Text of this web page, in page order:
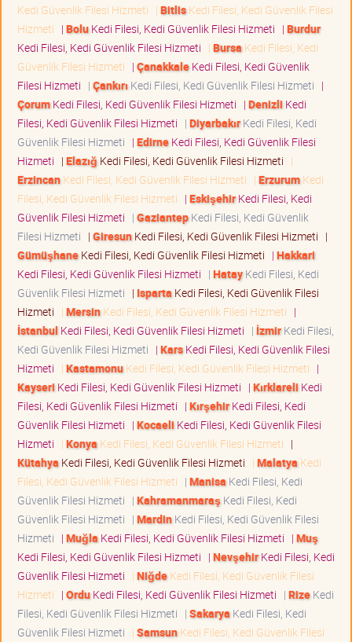
Kedi Güvenlik Filesi Hizmeti | BitlisKedi Filesi, Kedi Güvenlik Filesi
Hizmeti | BoluKedi Filesi, Kedi Güvenlik Filesi Hizmeti | Burdur
Kedi Filesi, Kedi Güvenlik Filesi Hizmeti | Bursa Kedi Filesi, Kedi
Güvenlik Filesi Hizmeti | ÇanakkaleKedi Filesi, Kedi Güvenlik
Filesi Hizmeti | Çankırı Kedi Filesi, Kedi Güvenlik Filesi Hizmeti |
ÇorumKedi Filesi, Kedi Güvenlik Filesi Hizmeti | Denizli Kedi
Filesi, Kedi Güvenlik Filesi Hizmeti | DiyarbakırKedi Filesi, Kedi
Güvenlik Filesi Hizmeti | EdirneKedi Filesi, Kedi Güvenlik Filesi
Hizmeti | Elazığ Kedi Filesi, Kedi Güvenlik Filesi Hizmeti |
ErzincanKedi Filesi, Kedi Güvenlik Filesi Hizmeti | ErzurumKedi
Filesi, Kedi Güvenlik Filesi Hizmeti | EskişehirKedi Filesi, Kedi
Güvenlik Filesi Hizmeti | GaziantepKedi Filesi, Kedi Güvenlik
Filesi Hizmeti | GiresunKedi Filesi, Kedi Güvenlik Filesi Hizmeti |
GümüşhaneKedi Filesi, Kedi Güvenlik Filesi Hizmeti | Hakkari
Kedi Filesi, Kedi Güvenlik Filesi Hizmeti | HatayKedi Filesi, Kedi
Güvenlik Filesi Hizmeti | Isparta Kedi Filesi, Kedi Güvenlik Filesi
Hizmeti | MersinKedi Filesi, Kedi Güvenlik Filesi Hizmeti |
İstanbul Kedi Filesi, Kedi Güvenlik Filesi Hizmeti | İzmirKedi Filesi,
Kedi Güvenlik Filesi Hizmeti | KarsKedi Filesi, Kedi Güvenlik Filesi
Hizmeti | KastamonuKedi Filesi, Kedi Güvenlik Filesi Hizmeti |
Kayseri Kedi Filesi, Kedi Güvenlik Filesi Hizmeti | Kırklareli Kedi
Filesi, Kedi Güvenlik Filesi Hizmeti | KırşehirKedi Filesi, Kedi
Güvenlik Filesi Hizmeti | Kocaeli Kedi Filesi, Kedi Güvenlik Filesi
Hizmeti | Konya Kedi Filesi, Kedi Güvenlik Filesi Hizmeti |
Kütahya Kedi Filesi, Kedi Güvenlik Filesi Hizmeti | Malatya Kedi
Filesi, Kedi Güvenlik Filesi Hizmeti | Manisa Kedi Filesi, Kedi
Güvenlik Filesi Hizmeti | Kahramanmaraş Kedi Filesi, Kedi
Güvenlik Filesi Hizmeti | MardinKedi Filesi, Kedi Güvenlik Filesi
Hizmeti | Muğla Kedi Filesi, Kedi Güvenlik Filesi Hizmeti | Muş
Kedi Filesi, Kedi Güvenlik Filesi Hizmeti | NevşehirKedi Filesi, Kedi
Güvenlik Filesi Hizmeti | NiğdeKedi Filesi, Kedi Güvenlik Filesi
Hizmeti | OrduKedi Filesi, Kedi Güvenlik Filesi Hizmeti | RizeKedi
Filesi, Kedi Güvenlik Filesi Hizmeti | Sakarya Kedi Filesi, Kedi
Güvenlik Filesi Hizmeti | SamsunKedi Filesi, Kedi Güvenlik Filesi